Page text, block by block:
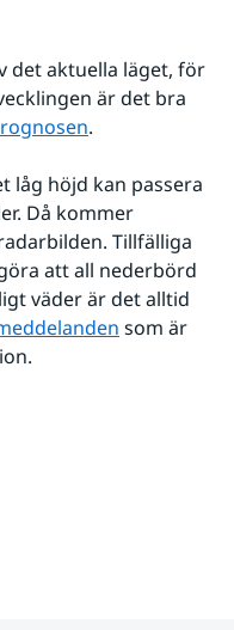
det aktuella läget, för
är det bra
.
låg höjd kan passera
Då kommer
Tillfälliga
att all nederbörd
väder är det alltid
som är